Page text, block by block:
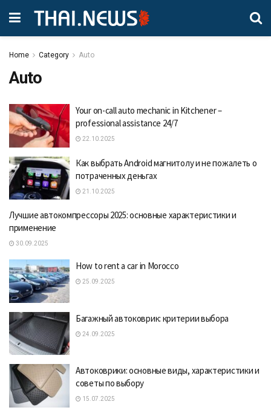
Home Category Auto
Auto
Your on-call auto mechanic in Kitchener –
professional assistance 24/7
22.10.2025
Как выбрать Android магнитолу и не пожалеть о
потраченных деньгах
21.10.2025
Лучшие автокомпрессоры 2025: основные характеристики и
применение
30.09.2025
How to rent a car in Morocco
25.09.2025
Багажный автоковрик: критерии выбора
24.09.2025
Автоковрики: основные виды, характеристики и
советы по выбору
15.07.2025